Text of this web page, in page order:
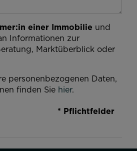
einer Immobilie und
Informationen zur
Marktüberblick oder
personenbezogenen Daten,
finden Sie hier.
* Pflichtfelder